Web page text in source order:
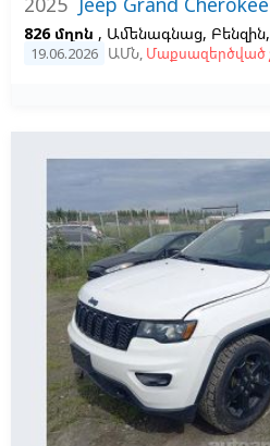
826 մղոն , Ամենագնաց,
19.06.2026 ԱՄՆ, Մաքսազերծված